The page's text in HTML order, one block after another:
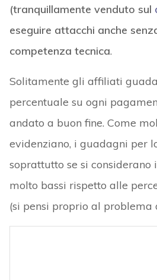
(tranquillamente venduto sul
eseguire attacchi anche
competenza tecnica.
Solitamente gli affiliati
percentuale su ogni
andato a buon fine. Come
evidenziano, i guadagni per
soprattutto se si considerano
molto bassi rispetto alle
(si pensi proprio al problema